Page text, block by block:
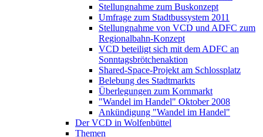
Stellungnahme zum Buskonzept
Umfrage zum Stadtbussystem 2011
Stellungnahme von VCD und ADFC zum
Regionalbahn-Konzept
VCD beteiligt sich mit dem ADFC an
Sonntagsbrötchenaktion
Shared-Space-Projekt am Schlossplatz
Belebung des Stadtmarkts
Überlegungen zum Kornmarkt
"Wandel im Handel" Oktober 2008
Ankündigung "Wandel im Handel"
Der VCD in Wolfenbüttel
Themen